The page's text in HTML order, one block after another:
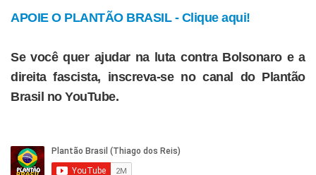
APOIE O PLANTÃO BRASIL - Clique aqui!
Se você quer ajudar na luta contra Bolsonaro e a
direita fascista, inscreva-se no canal do Plantão
Brasil no YouTube.